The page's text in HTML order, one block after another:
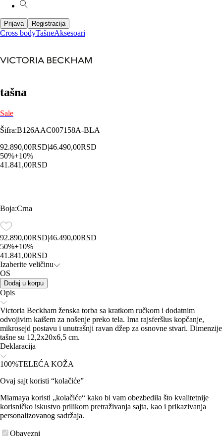
Prijava Registracija
Cross bodyTašneAksesoari
tašna
Sale
Šifra:B126AAC007158A-BLA
92.890,00RSD|46.490,00RSD
50%+10%
41.841,00RSD
Boja:Crna
92.890,00RSD|46.490,00RSD
50%+10%
41.841,00RSD
Izaberite veličinu
OS
Dodaj u korpu
Opis
Victoria Beckham ženska torba sa kratkom ručkom i dodatnim
odvojivim kaišem za nošenje preko tela. Ima rajsferšlus kopčanje,
mikrosejd postavu i unutrašnji ravan džep za osnovne stvari. Dimenzije
tašne su 12,2x20x6,5 cm.
Deklaracija
100%TELEĆA KOŽA
Ovaj sajt koristi “kolačiće”
Miamaya koristi „kolačiće“ kako bi vam obezbedila što kvalitetnije
korisničko iskustvo prilikom pretraživanja sajta, kao i prikazivanja
personalizovanog sadržaja.
Obavezni